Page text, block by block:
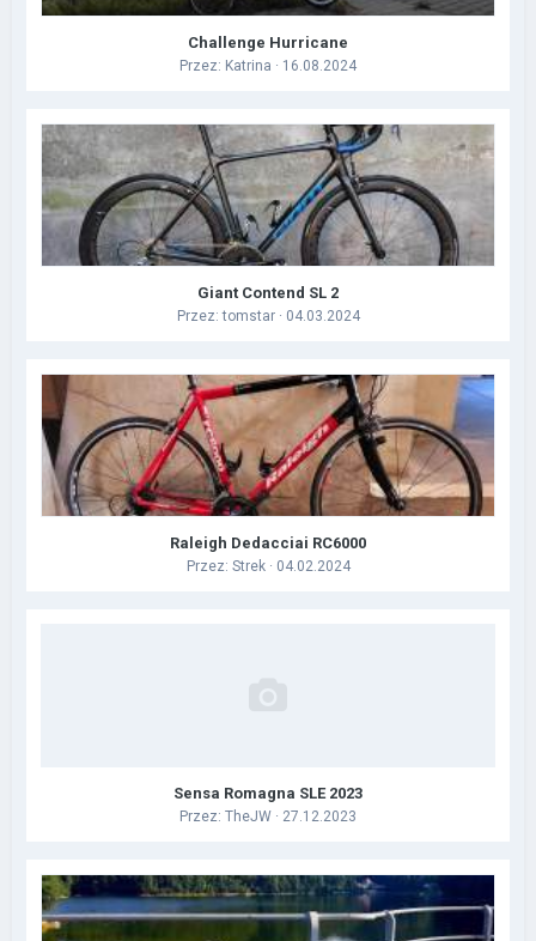
Challenge Hurricane
Przez: Katrina · 16.08.2024
Giant Contend SL 2
Przez:tomstar· 04.03.2024
Raleigh Dedacciai RC6000
Przez: Strek· 04.02.2024
Sensa Romagna SLE 2023
Przez: TheJW · 27.12.2023